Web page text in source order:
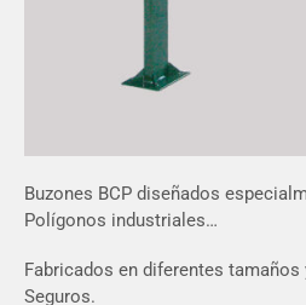
Buzones BCP diseñados
Polígonos industriales…
Fabricados en diferentes
Seguros.